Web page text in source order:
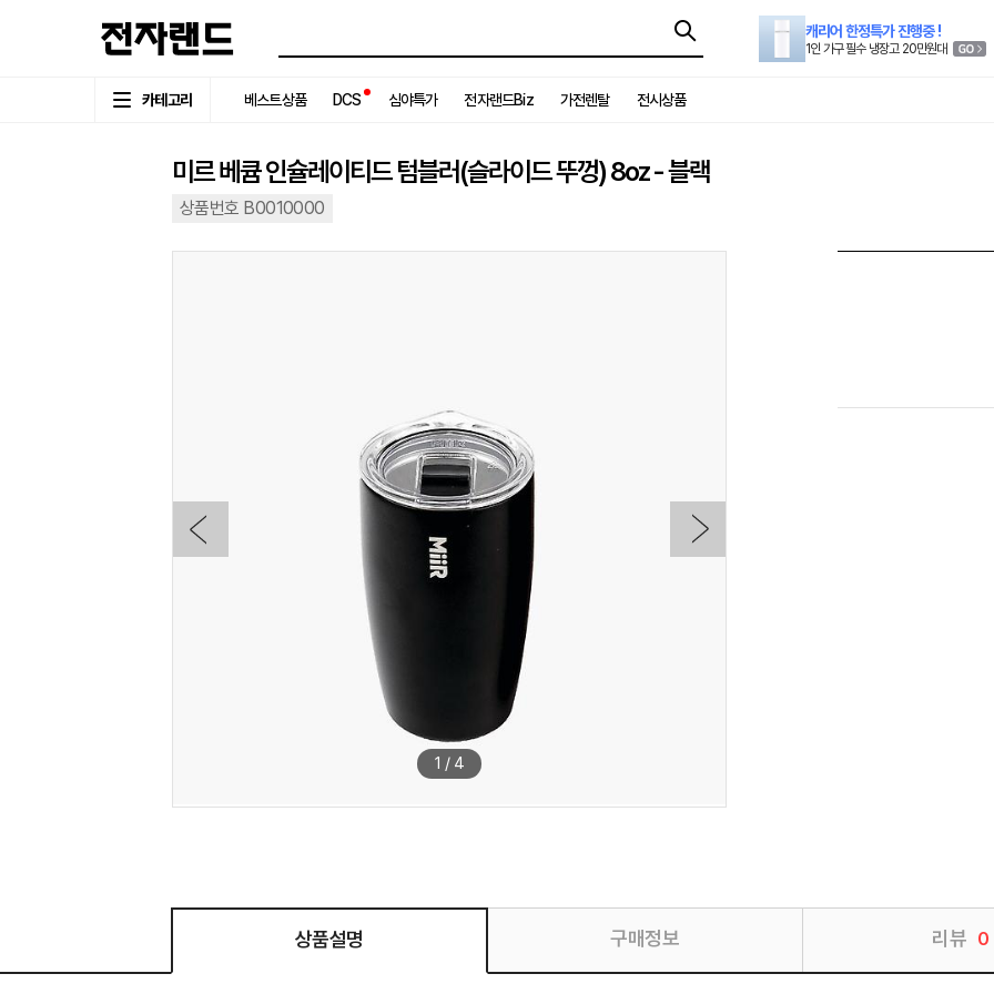
캐리어 한정특가 진행중 !
1인 가구 필수 냉장고 20만원대
카테고리 베스트상품 DCS 심야특가 전자랜드Biz 가전렌탈 전시상품
미르 베큠 인슐레이티드 텀블러(슬라이드 뚜껑) 8oz - 블랙
상품번호 B0010000
1 / 4
상품설명 구매정보 리뷰 0